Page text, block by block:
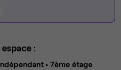
:
• 7ème étage